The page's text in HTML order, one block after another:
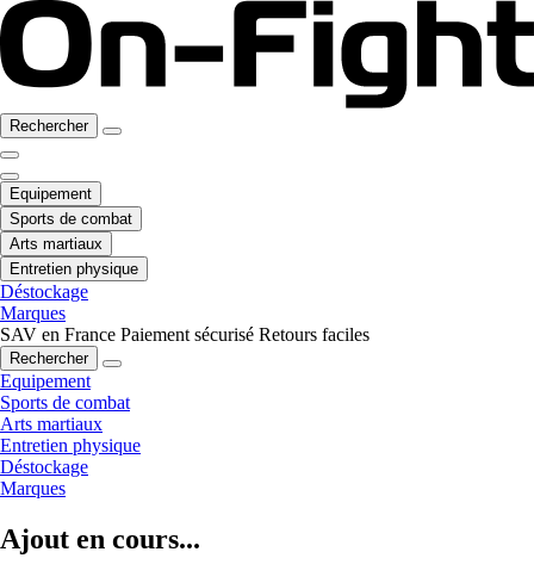
Rechercher
Equipement
Sports de combat
Arts martiaux
Entretien physique
Déstockage
Marques
SAV en France Paiement sécurisé Retours faciles
Rechercher
Equipement
Sports de combat
Arts martiaux
Entretien physique
Déstockage
Marques
Ajout en cours...